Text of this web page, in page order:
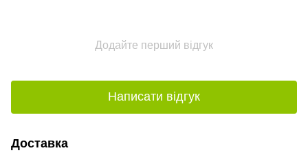
Додайте перший відгук
Написати відгук
Доставка